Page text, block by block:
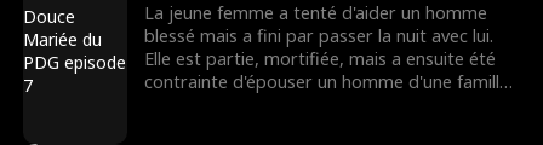
La jeune femme a tenté d'aider un homme
blessé mais a fini par passer la nuit avec lui.
Elle est partie, mortifiée, mais a ensuite été
contrainte d'épouser un homme d'une famille